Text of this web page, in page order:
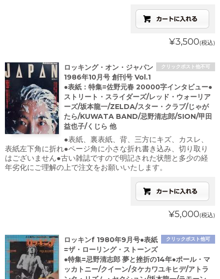
¥3,500(税込)
クリックポスト他不可
ロッキング・オン・ジャパン
1986年10月号 創刊号 Vol.1
●表紙：特集=佐野元春 20000字インタビュー●
ストリート・スライダーズ/レッド・ウォーリア
ーズ/坂本龍一/ZELDA/スター・クラブ/じゃが
たら/KUWATA BAND/忌野清志郎/SION/甲田
益也子/くじら 他
●表紙、裏表紙、背、三方にキズ、カスレ、
表紙左下角に折れ●ページ角に小さな折れ書き込み、切り取り
はございません●古い雑誌ですので明記された状態と多少の経
年劣化にご理解の上で注文をお願いいたします。
¥5,000(税込)
クリックポスト他可
ロッキンf 1980年9月号●表紙
=ザ・ローリング・ストーンズ
●特集=忌野清志郎 夢と挫折の14年●ポール・マ
ッカトニー/クイーン/タケカワユキヒデ/アトラ